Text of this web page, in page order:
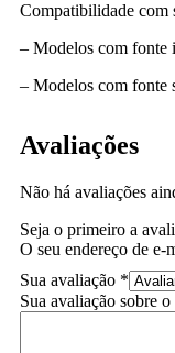
Compatibilidade
– Modelos com fonte
– Modelos com fonte
Avaliações
Não há avaliações
Seja o primeiro a
O seu endereço de e-
Sua avaliação *
Sua avaliação sobre